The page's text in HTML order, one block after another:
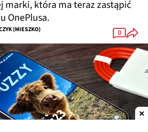
marki, która ma teraz zastąpić
OnePlusa.
(MIESZKO)
0